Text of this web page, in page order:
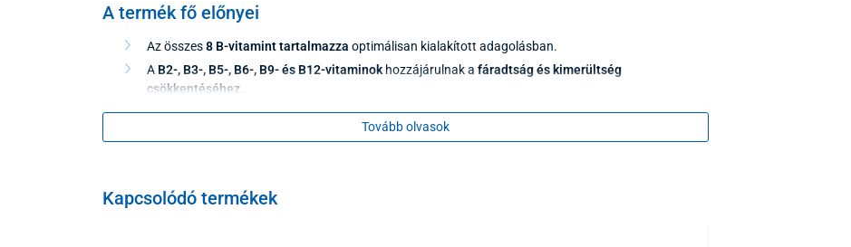
A termék fő előnyei
Az összes8 B-vitamint tartalmazza optimálisan kialakított adagolásban.
A B2-, B3-, B5-, B6-, B9- és B12-vitaminok hozzájárulnak afáradtság és kimerültség
csökkentéséhez.
AB1-, B2-, B3-, B6-, B7- és B12-vitaminoktámogatják azidegrendszer megfelelő működését.
B1-, B3-, B6-, B7-, B9- és B12-vitaminokhozzájárulnak a normál
AB2-vitaminhozzájárul a
Tovább olvasok
Kapcsolódó termékek